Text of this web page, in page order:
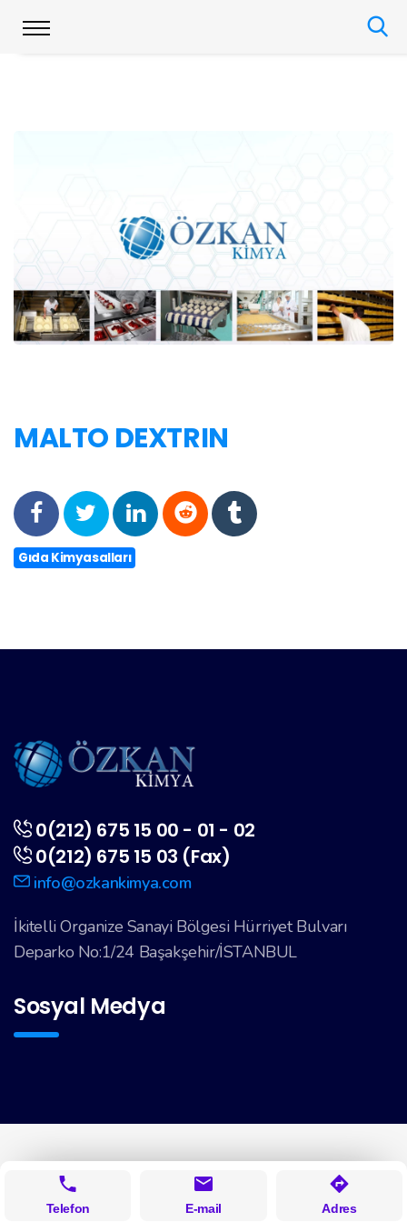
MALTO DEXTRIN
Gıda Kimyasalları
0(212) 675 15 00 - 01 - 02
0(212) 675 15 03 (Fax)
info@ozkankimya.com
İkitelli Organize Sanayi Bölgesi Hürriyet Bulvarı
Deparko No:1/24 Başakşehir/İSTANBUL
Sosyal Medya
Telefon E-mail Adres